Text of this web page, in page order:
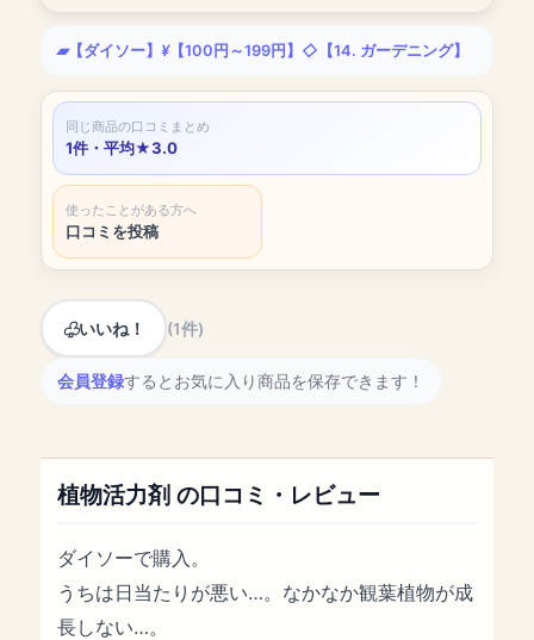
【ダイソー】 【100円～199円】 【14. ガーデニング】
同じ商品の口コミまとめ
1件・平均★3.0
使ったことがある方へ
口コミを投稿
いいね！ (1件)
会員登録するとお気に入り商品を保存できます！
植物活力剤 の口コミ・レビュー
ダイソーで購入。
うちは日当たりが悪い…。なかなか観葉植物が成
長しない…。